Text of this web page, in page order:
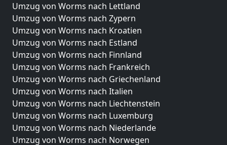
Umzug von Worms nach Lettland
Umzug von Worms nach Zypern
Umzug von Worms nach Kroatien
Umzug von Worms nach Estland
Umzug von Worms nach Finnland
Umzug von Worms nach Frankreich
Umzug von Worms nach Griechenland
Umzug von Worms nach Italien
Umzug von Worms nach Liechtenstein
Umzug von Worms nach Luxemburg
Umzug von Worms nach Niederlande
Umzug von Worms nach Norwegen